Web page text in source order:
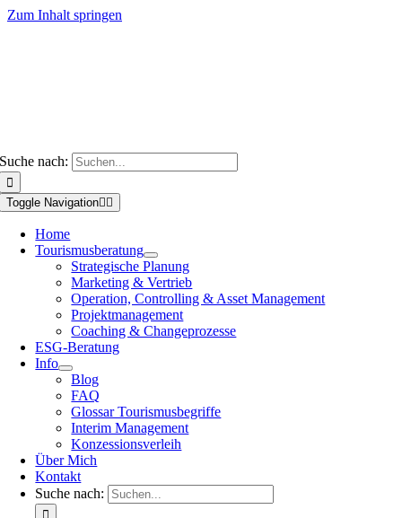
Zum Inhalt springen
Suche nach:
Toggle Navigation
Home
Tourismusberatung
Strategische Planung
Marketing & Vertrieb
Operation, Controlling & Asset Management
Projektmanagement
Coaching & Changeprozesse
ESG-Beratung
Info
Blog
FAQ
Glossar Tourismusbegriffe
Interim Management
Konzessionsverleih
Über Mich
Kontakt
Suche nach: